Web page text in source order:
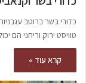
כדורי בשר ברוטב
טוויסט ירוק וריחני הם
קרא עוד »